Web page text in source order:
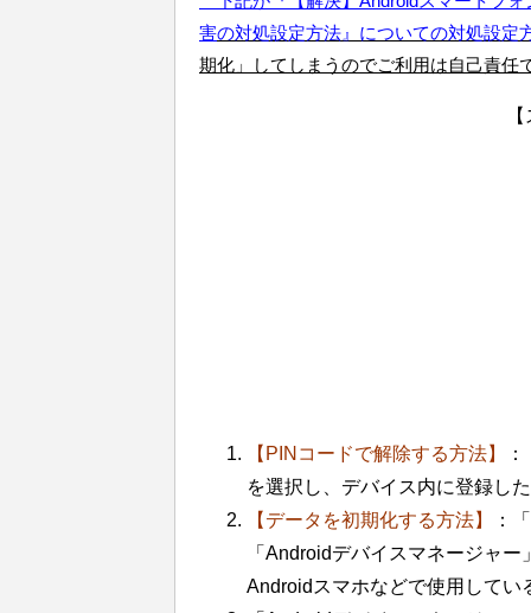
害の対処設定方法』についての対処設定
期化」してしまうのでご利用は自己責任
【PINコードで解除する方法】
を選択し、デバイス内に登録し
【データを初期化する方法】
：
「Androidデバイスマネージャ
Androidスマホなどで使用してい